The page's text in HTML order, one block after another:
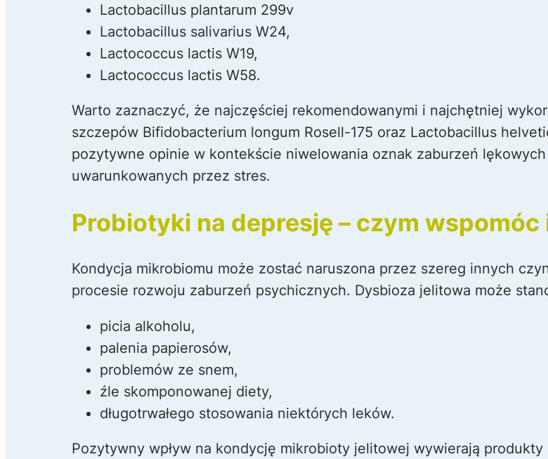
Lactobacillus plantarum 299v
Lactobacillus salivarius W24,
Lactococcus lactis W19,
Lactococcus lactis W58.
Warto zaznaczyć, że najczęściej rekomendowanymi i najchętniej
szczepów Bifidobacterium longum Rosell-175 oraz Lactobacillus
pozytywne opinie w kontekście niwelowania oznak zaburzeń
uwarunkowanych przez stres.
Probiotyki na depresję – czym wspomóc
Kondycja mikrobiomu może zostać naruszona przez szereg innych
procesie rozwoju zaburzeń psychicznych. Dysbioza jelitowa może
picia alkoholu,
palenia papierosów,
problemów ze snem,
źle skomponowanej diety,
długotrwałego stosowania niektórych leków.
Pozytywny wpływ na kondycję mikrobioty jelitowej wywierają